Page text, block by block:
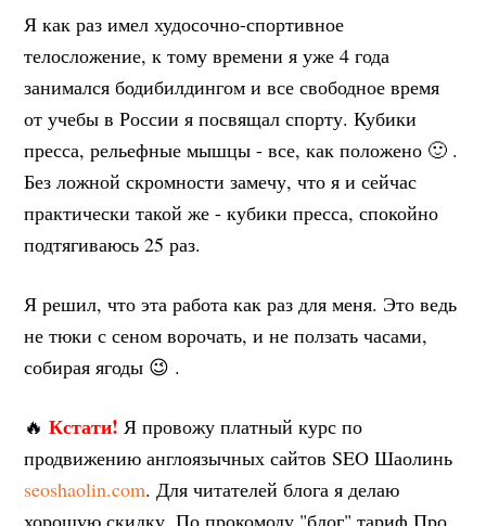
Я как раз имел худосочно-спортивное
телосложение, к тому времени я уже 4 года
занимался бодибилдингом и все свободное время
от учебы в России я посвящал спорту. Кубики
пресса, рельефные мышцы - все, как положено 🙂 .
Без ложной скромности замечу, что я и сейчас
практически такой же - кубики пресса, спокойно
подтягиваюсь 25 раз.
Я решил, что эта работа как раз для меня. Это ведь
не тюки с сеном ворочать, и не ползать часами,
собирая ягоды 😉 .
🔥Кстати! Я провожу платный курс по
продвижению англоязычных сайтов SEO Шаолинь
seoshaolin.com. Для читателей блога я делаю
хорошую скидку. По прокомоду "блог" тариф Про